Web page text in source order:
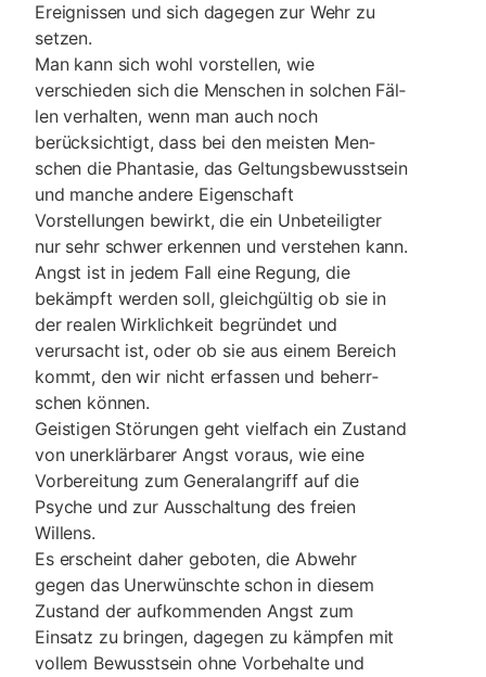
Ereignissen und sich da­gegen zur Wehr zu
setzen.
Man kann sich wohl vorstellen, wie
verschieden sich die Menschen in solchen Fäl­
len verhalten, wenn man auch noch
berücksichtigt, dass bei den meisten Men­
schen die Phantasie, das Geltungsbewusstsein
und manche andere Eigenschaft
Vorstellungen bewirkt, die ein Unbeteilig­ter
nur sehr schwer erkennen und verstehen kann.
Angst ist in jedem Fall eine Regung, die
bekämpft wer­den soll, gleichgültig ob sie in
der realen Wirklich­keit begründet und
verursacht ist, oder ob sie aus ei­nem Bereich
kommt, den wir nicht erfassen und beherr­
schen können.
Geistigen Störungen geht vielfach ein Zustand
von un­erklärbarer Angst voraus, wie eine
Vorbereitung zum Generalangriff auf die
Psyche und zur Ausschaltung des freien
Willens.
Es erscheint daher geboten, die Abwehr
gegen das Un­erwünschte schon in diesem
Zustand der auf­kommenden Angst zum
Einsatz zu bringen, dagegen zu kämpfen mit
vollem Bewusstsein ohne Vorbehalte und